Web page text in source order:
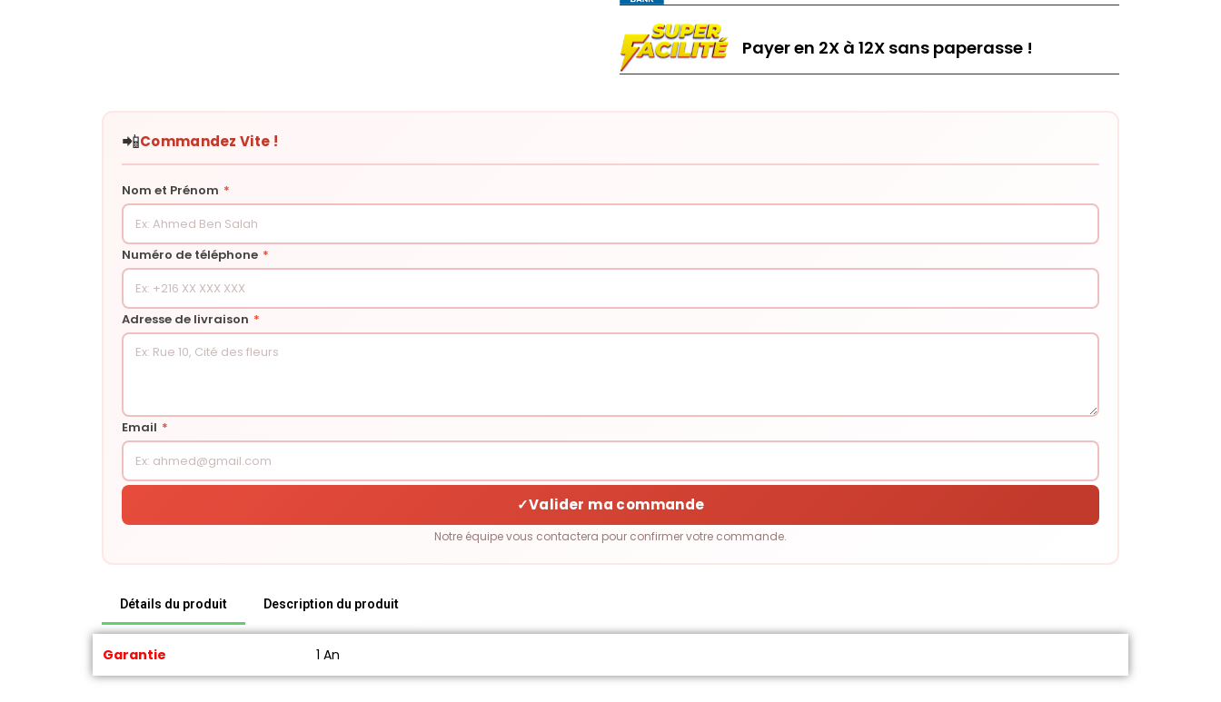
Payer en 2X à 12X sans paperasse !
📲Commandez Vite !
Nom et Prénom *
Numéro de téléphone *
Adresse de livraison *
Email *
✓Valider ma commande
Notre équipe vous contactera pour confirmer votre commande.
Détails du produit Description du produit
Garantie 1 An